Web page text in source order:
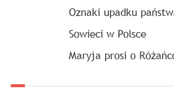
Oznaki upadku
Sowieci w Polsce
Maryja prosi o